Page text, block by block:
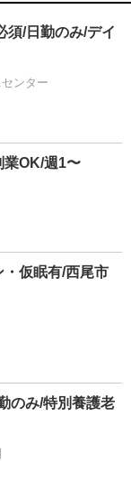
須/日勤のみ/デイ
ンター
業OK/週1〜
仮眠有/西尾市
のみ/特別養護老